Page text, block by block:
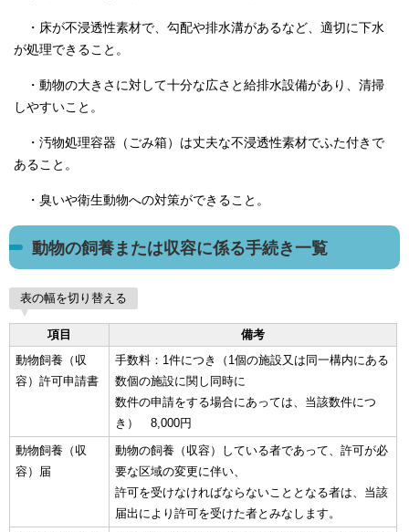
・床が不浸透性素材で、勾配や排水溝があるなど、適切に下水
が処理できること。
・動物の大きさに対して十分な広さと給排水設備があり、清掃
しやすいこと。
・汚物処理容器（ごみ箱）は丈夫な不浸透性素材でふた付きで
あること。
・臭いや衛生動物への対策ができること。
動物の飼養または収容に係る手続き一覧
表の幅を切り替える
項目
備考
動物飼養（収
容）許可申請書
手数料：1件につき（1個の施設又は同一構内にある
数個の施設に関し同時に
数件の申請をする場合にあっては、当該数件につ
き） 8,000円
動物飼養（収
容）届
動物の飼養（収容）している者であって、許可が必
要な区域の変更に伴い、
許可を受けなければならないこととなる者は、当該
届出により許可を受けた者とみなします。